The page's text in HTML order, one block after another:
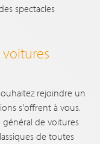
spectacles
rejoindre un
s'offrent à vous.
de voitures
de toutes